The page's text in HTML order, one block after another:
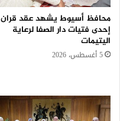
محافظ أسيوط يشهد عقد قران
إحدى فتيات دار الصفا لرعاية
اليتيمات
5 أغسطس، 2026